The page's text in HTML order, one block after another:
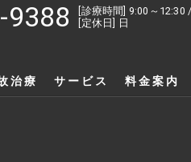
9388
[診療時間] 9:00～
[定休日] 日
治療 サービス 料金案内